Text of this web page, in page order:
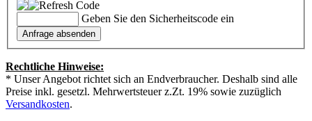
Geben Sie den Sicherheitscode ein
Rechtliche Hinweise:
* Unser Angebot richtet sich an Endverbraucher. Deshalb sind alle
Preise inkl. gesetzl. Mehrwertsteuer z.Zt. 19% sowie zuzüglich
Versandkosten.